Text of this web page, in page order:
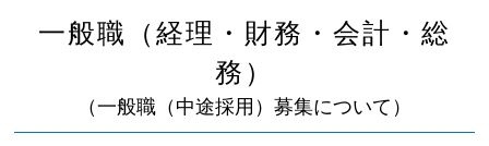
一般職（経理・財務・会計・総
務）
（一般職（中途採用）募集について）